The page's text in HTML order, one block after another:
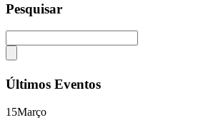
Pesquisar
Últimos Eventos
15Março